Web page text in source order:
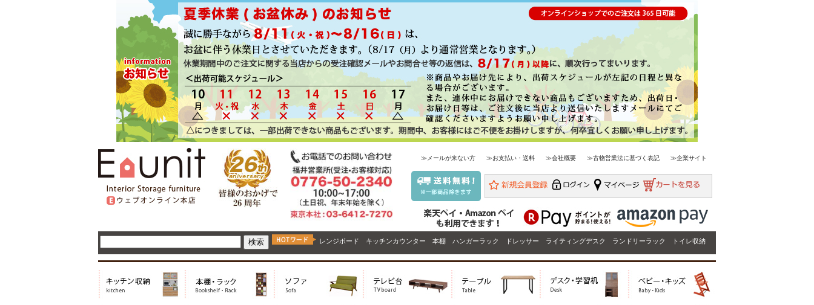
≫メールが来ない方 ≫お支払い・送料 ≫会社概要 ≫古物営業法に基づく表記 ≫企業サイト
レンジボード キッチンカウンター 本棚 ハンガーラック ドレッサー ライティングデスク ランドリーラック トイレ収納